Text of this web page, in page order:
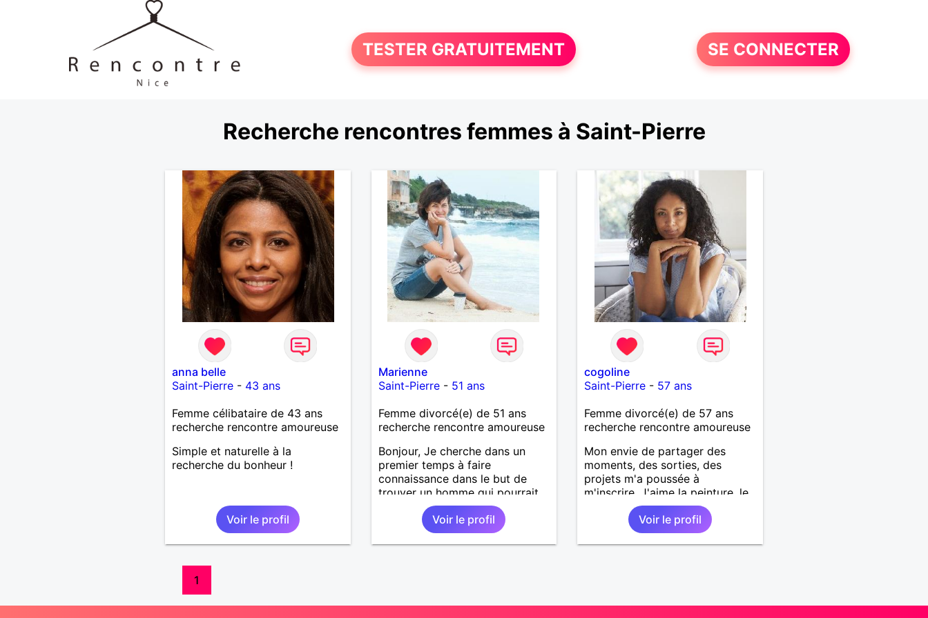
TESTER GRATUITEMENT SE CONNECTER
Recherche rencontres femmes à Saint-Pierre
anna belle
Saint-Pierre- 43 ans
Femme célibataire de 43 ans
recherche rencontre amoureuse
Simple et naturelle à la
recherche du bonheur !
Voir le profil
Marienne
Saint-Pierre- 51 ans
Femme divorcé(e) de 51 ans
recherche rencontre amoureuse
Bonjour, Je cherche dans un
premier temps à faire
connaissance dans le but de
trouver un homme qui pourrait
faire un bout de chemin avec
moi, en partageant tout ce qu'il
y a à partager dans une vie, et
surtout quelqu'un sur qui je
d'importance sur la confiance, la
Voir le profil
cogoline
Saint-Pierre - 57 ans
Femme divorcé(e) de 57 ans
recherche rencontre amoureuse
Mon envie de partager des
moments, des sorties, des
projets m'a poussée à
m'inscrire. J'aime la peinture, le
modelage, les enfants, les
animaux, la nature. J'ai un bon
caractère si toutefois le respect
est de la partie. Le sens de
mes valeurs alors faites moi
Voir le profil
1